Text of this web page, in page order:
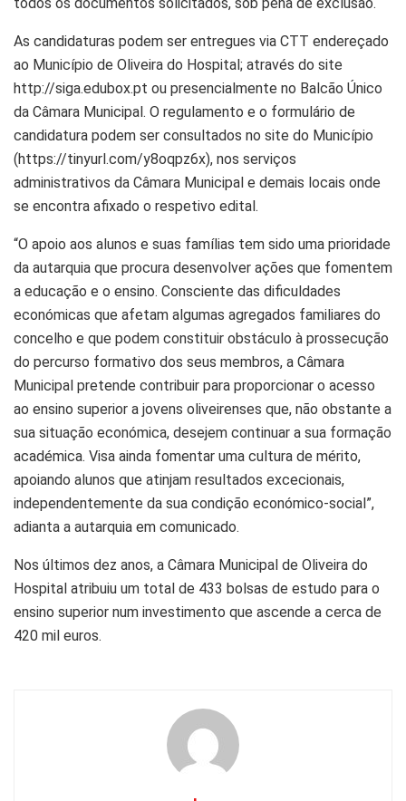
As candidaturas podem ser entregues via CTT endereçado
ao Município de Oliveira do Hospital; através do site
http://siga.edubox.pt ou presencialmente no Balcão Único
da Câmara Municipal. O regulamento e o formulário de
candidatura podem ser consultados no site do Município
(https://tinyurl.com/y8oqpz6x), nos serviços
administrativos da Câmara Municipal e demais locais onde
se encontra afixado o respetivo edital.
“O apoio aos alunos e suas famílias tem sido uma prioridade
da autarquia que procura desenvolver ações que fomentem
a educação e o ensino. Consciente das dificuldades
económicas que afetam algumas agregados familiares do
concelho e que podem constituir obstáculo à prossecução
do percurso formativo dos seus membros, a Câmara
Municipal pretende contribuir para proporcionar o acesso
ao ensino superior a jovens oliveirenses que, não obstante a
sua situação económica, desejem continuar a sua formação
académica. Visa ainda fomentar uma cultura de mérito,
apoiando alunos que atinjam resultados excecionais,
independentemente da sua condição económico-social”,
adianta a autarquia em comunicado.
Nos últimos dez anos, a Câmara Municipal de Oliveira do
Hospital atribuiu um total de 433 bolsas de estudo para o
ensino superior num investimento que ascende a cerca de
420 mil euros.